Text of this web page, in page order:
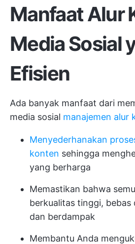
Manfaat Alur
Media Sosial
Efisien
Ada banyak manfaat dari
media sosial manajemen alur
Menyederhanakan
konten sehingga
yang berharga
Memastikan bahwa
berkualitas tinggi, bebas
dan berdampak
Membantu Anda